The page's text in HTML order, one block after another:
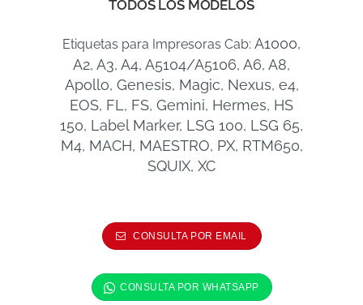
TODOS LOS MODELOS
Etiquetas para Impresoras Cab: A1000,
A2, A3, A4, A5104/A5106, A6, A8,
Apollo, Genesis, Magic, Nexus, e4,
EOS, FL, FS, Gemini, Hermes, HS
150, Label Marker, LSG 100, LSG 65,
M4, MACH, MAESTRO, PX, RTM650,
SQUIX, XC